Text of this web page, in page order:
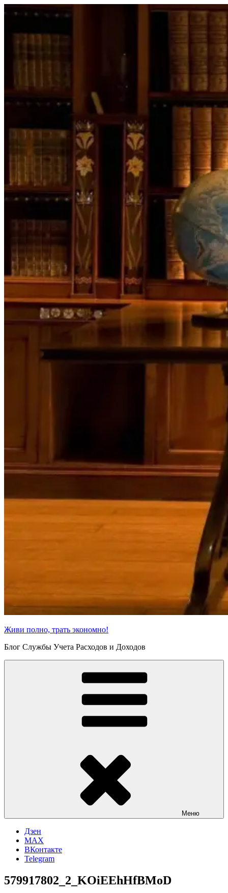
Перейти
Живи полно, трать экономно!
Блог Службы Учета Расходов и Доходов
Меню
Дзен
MAX
ВКонтакте
Telegram
579917802_2_KOiEEhHfBMoD